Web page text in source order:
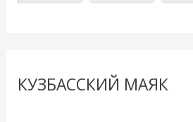
КУЗБАССКИЙ МАЯК